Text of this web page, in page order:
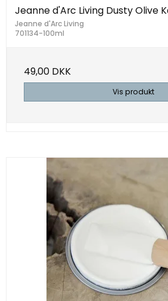
Jeanne d'Arc Living Dusty Olive
Jeanne d'Arc Living
701134-100ml
49,00 DKK
Vis produkt